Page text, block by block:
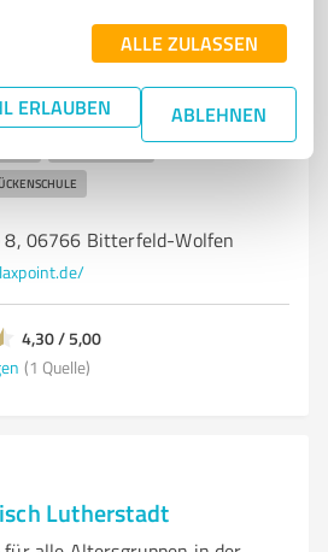
ALLE ZULASSEN
ERLAUBEN ABLEHNEN
RELAX POINT
8, 06766 Bitterfeld-Wolfen
4,30 / 5,00
(1 Quelle)
Lutherstadt